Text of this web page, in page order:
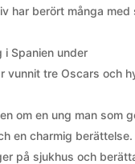
har berört många med
i Spanien under
vunnit tre Oscars och
om en ung man som
en charmig berättelse.
på sjukhus och